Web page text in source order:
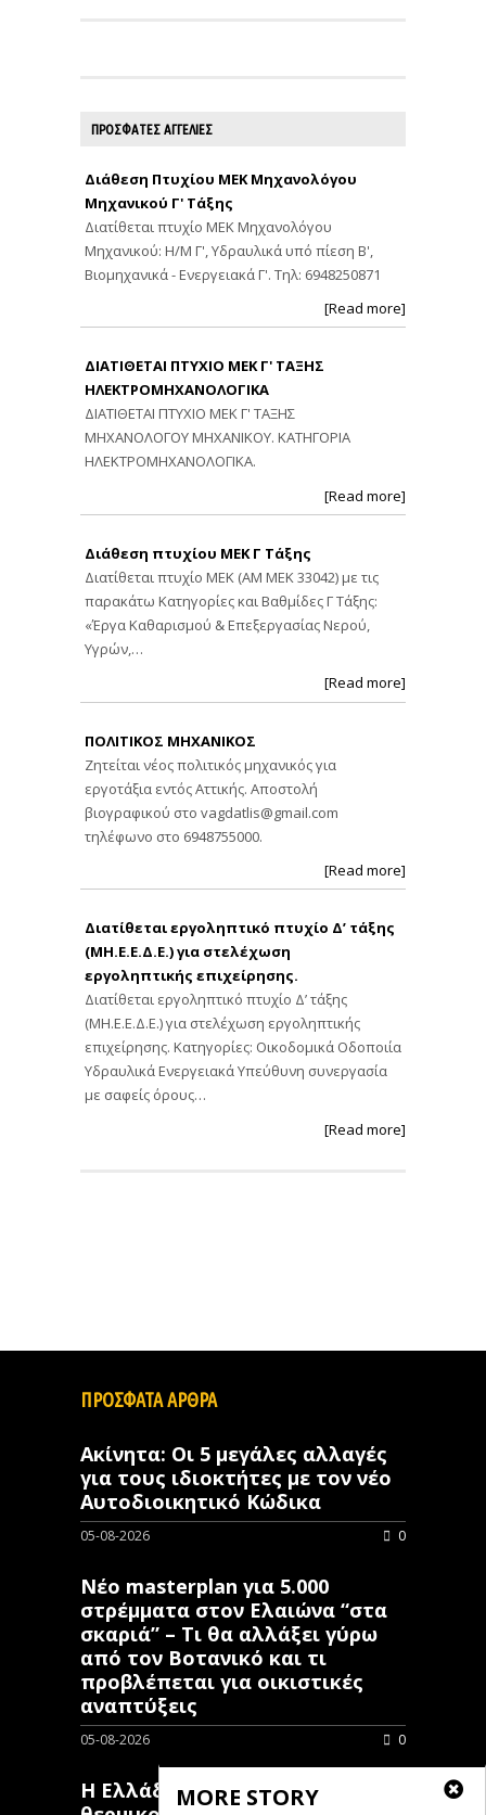
ΠΡΟΣΦΑΤΕΣ ΑΓΓΕΛΙΕΣ
Διάθεση Πτυχίου ΜΕΚ Μηχανολόγου
Μηχανικού Γ' Τάξης
Διατίθεται πτυχίο ΜΕΚ Μηχανολόγου
Μηχανικού: Η/Μ Γ', Υδραυλικά υπό πίεση Β',
Βιομηχανικά - Ενεργειακά Γ'. Τηλ: 6948250871
[Read more]
ΔΙΑΤΙΘΕΤΑΙ ΠΤΥΧΙΟ ΜΕΚ Γ' ΤΑΞΗΣ
ΗΛΕΚΤΡΟΜΗΧΑΝΟΛΟΓΙΚΑ
ΔΙΑΤΙΘΕΤΑΙ ΠΤΥΧΙΟ ΜΕΚ Γ' ΤΑΞΗΣ
ΜΗΧΑΝΟΛΟΓΟΥ ΜΗΧΑΝΙΚΟΥ. ΚΑΤΗΓΟΡΙΑ
ΗΛΕΚΤΡΟΜΗΧΑΝΟΛΟΓΙΚΑ.
[Read more]
Διάθεση πτυχίου ΜΕΚ Γ Τάξης
Διατίθεται πτυχίο ΜΕΚ (ΑΜ ΜΕΚ 33042) με τις
παρακάτω Κατηγορίες και Βαθμίδες Γ Τάξης:
«Έργα Καθαρισμού & Επεξεργασίας Νερού,
Υγρών,…
[Read more]
ΠΟΛΙΤΙΚΟΣ ΜΗΧΑΝΙΚΟΣ
Ζητείται νέος πολιτικός μηχανικός για
εργοτάξια εντός Αττικής. Αποστολή
βιογραφικού στο vagdatlis@gmail.com
τηλέφωνο στο 6948755000.
[Read more]
Διατίθεται εργοληπτικό πτυχίο Δ’ τάξης
(ΜΗ.Ε.Ε.Δ.Ε.) για στελέχωση
εργοληπτικής επιχείρησης.
Διατίθεται εργοληπτικό πτυχίο Δ’ τάξης
(ΜΗ.Ε.Ε.Δ.Ε.) για στελέχωση εργοληπτικής
επιχείρησης. Κατηγορίες: Οικοδομικά Οδοποιία
Υδραυλικά Ενεργειακά Υπεύθυνη συνεργασία
με σαφείς όρους…
[Read more]
MORE STORY
ΠΡΟΣΦΑΤΑ ΑΡΘΡΑ
Ακίνητα: Οι 5 μεγάλες αλλαγές
για τους ιδιοκτήτες με τον νέο
Αυτοδιοικητικό Κώδικα
05-08-2026 0
Νέο masterplan για 5.000
στρέμματα στον Ελαιώνα “στα
σκαριά” – Τι θα αλλάξει γύρω
από τον Βοτανικό και τι
προβλέπεται για οικιστικές
αναπτύξεις
05-08-2026 0
Η Ελλάδα επιστρατεύει